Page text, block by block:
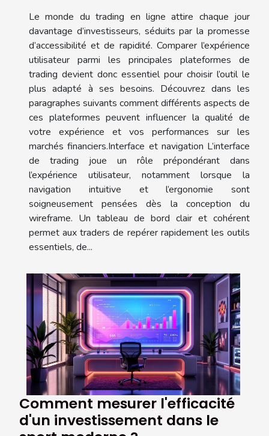
Le monde du trading en ligne attire chaque jour
davantage d’investisseurs, séduits par la promesse
d’accessibilité et de rapidité. Comparer l’expérience
utilisateur parmi les principales plateformes de
trading devient donc essentiel pour choisir l’outil le
plus adapté à ses besoins. Découvrez dans les
paragraphes suivants comment différents aspects de
ces plateformes peuvent influencer la qualité de
votre expérience et vos performances sur les
marchés financiers.Interface et navigation L’interface
de trading joue un rôle prépondérant dans
l’expérience utilisateur, notamment lorsque la
navigation intuitive et l’ergonomie sont
soigneusement pensées dès la conception du
wireframe. Un tableau de bord clair et cohérent
permet aux traders de repérer rapidement les outils
essentiels, de...
Comment mesurer l'efficacité
d'un investissement dans le